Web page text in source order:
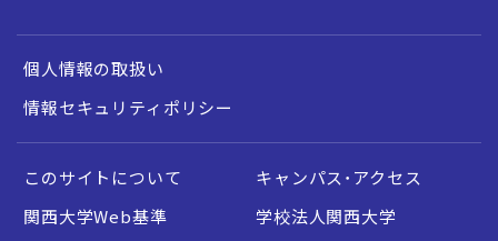
個人情報の取扱い
情報セキュリティポリシー
このサイトについて
キャンパス・アクセス
関西大学Web基準
学校法人関西大学